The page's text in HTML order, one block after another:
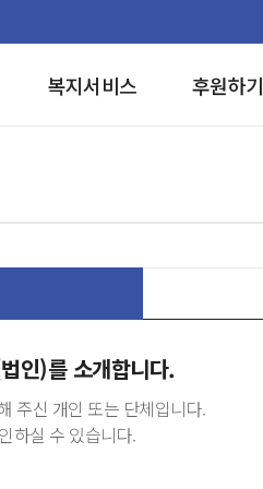
복지서비스 후원하기
인)를 소개합니다.
주신 개인 또는 단체입니다.
하실 수 있습니다.